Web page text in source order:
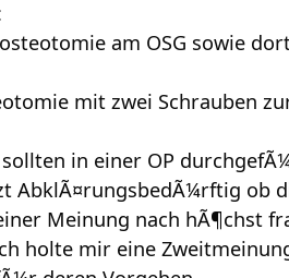
am OSG sowie
mit zwei Schrauben
in einer OP
AbklÃ¤rungsbedÃ¼rftig ob
Meinung nach hÃ¶chst
holte mir eine